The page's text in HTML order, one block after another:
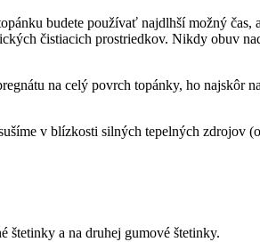
budete používať najdlhší možný čas,
čistiacich prostriedkov. Nikdy obuv
na celý povrch topánky, ho najskôr
v blízkosti silných tepelných zdrojov
štetinky a na druhej gumové štetinky.